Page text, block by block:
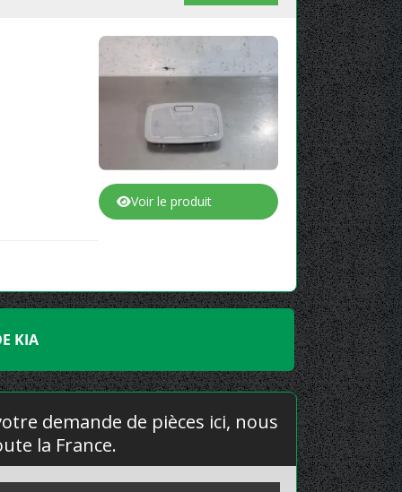
Voir le produit
KIA
demande de pièces ici, nous
la France.